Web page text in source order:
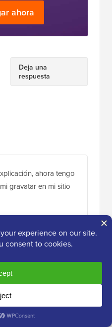
ahora
Deja una
respuesta
ahora tengo
gravatar en mi sitio